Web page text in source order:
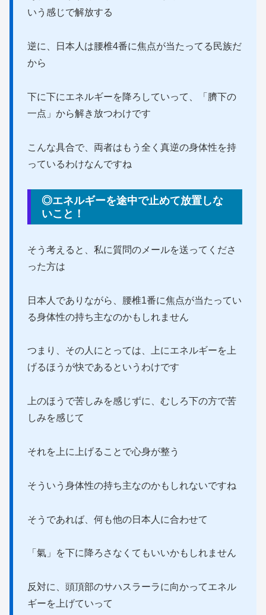
いう感じで解放する
逆に、日本人は腰椎4番に焦点が当たってる民族だ
から
下に下にエネルギーを降ろしていって、「臍下の
一点」から解き放つわけです
こんな具合で、両者はもう全く真逆の身体性を持
っているわけなんですね
◎エネルギーを途中で止めて放置しな
いこと！
そう考えると、私に質問のメールを送ってくださ
った方は
日本人でありながら、腰椎1番に焦点が当たってい
る身体性の持ち主なのかもしれません
つまり、その人にとっては、上にエネルギーを上
げるほうが快であるというわけです
上のほうで苦しみを感じずに、むしろ下の方で苦
しみを感じて
それを上に上げることで心身が整う
そういう身体性の持ち主なのかもしれないですね
そうであれば、何も他の日本人に合わせて
「氣」を下に降ろさなくてもいいかもしれません
反対に、頭頂部のサハスラーラに向かってエネル
ギーを上げていって